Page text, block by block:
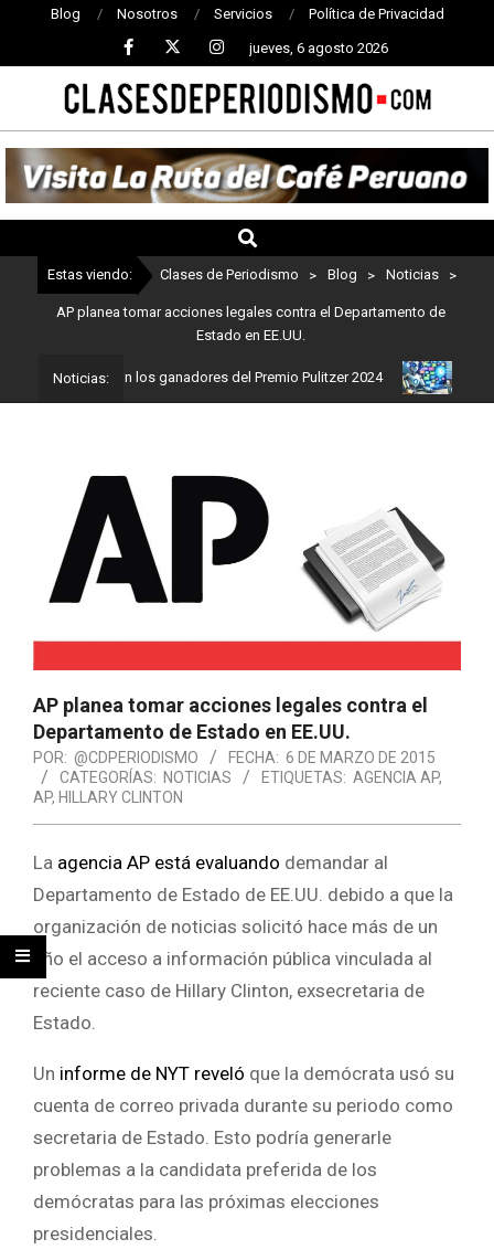
Blog Nosotros Servicios Política de Privacidad
jueves, 6 agosto 2026
CLASES
DE
PERIODISMO
Estas viendo: Clases de Periodismo > Blog > Noticias >
AP planea tomar acciones legales contra el Departamento de
Estado en EE.UU.
Noticias:
Estos son los ganadores del Premio Pulitzer 2024
AP planea tomar acciones legales contra el
Departamento de Estado en EE.UU.
POR: @CDPERIODISMO FECHA: 6 DE MARZO DE 2015
CATEGORÍAS: NOTICIAS ETIQUETAS: AGENCIA AP,
AP, HILLARY CLINTON
La agencia AP está evaluando demandar al
Departamento de Estado de EE.UU. debido a que la
organización de noticias solicitó hace más de un
año el acceso a información pública vinculada al
reciente caso de Hillary Clinton, exsecretaria de
Estado.
Un informe de NYT reveló que la demócrata usó su
cuenta de correo privada durante su periodo como
secretaria de Estado. Esto podría generarle
problemas a la candidata preferida de los
demócratas para las próximas elecciones
presidenciales.